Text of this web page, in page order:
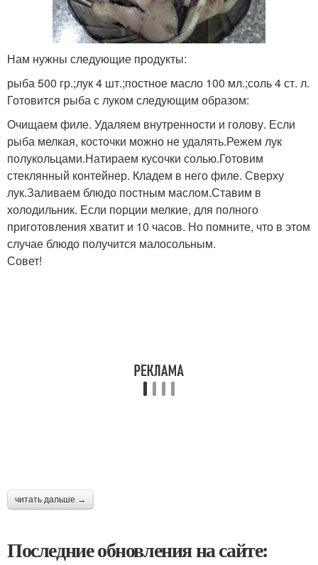
Нам нужны следующие продукты:
рыба 500 гр.;лук 4 шт.;постное масло 100 мл.;соль 4 ст. л.
Готовится рыба с луком следующим образом:
Очищаем филе. Удаляем внутренности и голову. Если
рыба мелкая, косточки можно не удалять.Режем лук
полукольцами.Натираем кусочки солью.Готовим
стеклянный контейнер. Кладем в него филе. Сверху
лук.Заливаем блюдо постным маслом.Ставим в
холодильник. Если порции мелкие, для полного
приготовления хватит и 10 часов. Но помните, что в этом
случае блюдо получится малосольным.
Совет!
читать дальше →
Последние обновления на сайте: